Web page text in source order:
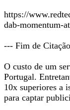
https://
dab-momentum-
--- Fim de
O custo de um
Portugal.
10x superiores a
para captar